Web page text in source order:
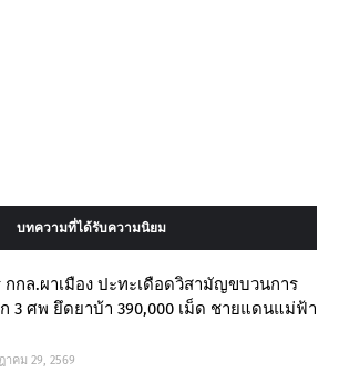
บทความที่ได้รับความนิยม
กกล.ผาเมือง ปะทะเดือดวิสามัญขบวนการ
3 ศพ ยึดยาบ้า 390,000 เม็ด ชายแดนแม่ฟ้า
าคม 29, 2569